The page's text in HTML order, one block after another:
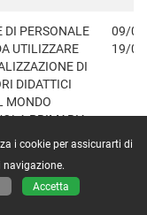
DI PERSONALE
UTILIZZARE
DI
DIDATTICI
MONDO
PRIMARIA
09/
19/
reti
interna
i cookie per assicurarti di
navigazione.
Accetta